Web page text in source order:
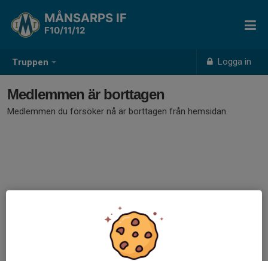
Truppen Logga in
MÅNSARPS IF
F10/11/12
Medlemmen är borttagen
Medlemmen du försöker nå är borttagen från hemsidan.